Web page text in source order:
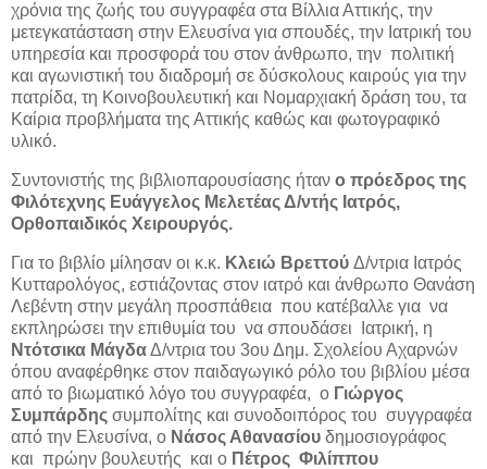
χρόνια της ζωής του συγγραφέα στα Βίλλια Αττικής, την
μετεγκατάσταση στην Ελευσίνα για σπουδές, την Ιατρική του
υπηρεσία και προσφορά του στον άνθρωπο, την πολιτική
και αγωνιστική του διαδρομή σε δύσκολους καιρούς για την
πατρίδα, τη Κοινοβουλευτική και Νομαρχιακή δράση του, τα
Καίρια προβλήματα της Αττικής καθώς και φωτογραφικό
υλικό.
Συντονιστής της βιβλιοπαρουσίασης ήταν ο πρόεδρος της
Φιλότεχνης Ευάγγελος Μελετέας Δ/ντής Ιατρός,
Ορθοπαιδικός Χειρουργός.
Για το βιβλίο μίλησαν οι κ.κ. Κλειώ Βρεττού Δ/ντρια Ιατρός
Κυτταρολόγος, εστιάζοντας στον ιατρό και άνθρωπο Θανάση
Λεβέντη στην μεγάλη προσπάθεια που κατέβαλλε για να
εκπληρώσει την επιθυμία του να σπουδάσει Ιατρική, η
Ντότσικα ΜάγδαΔ/ντρια του 3ου Δημ. Σχολείου Αχαρνών
όπου αναφέρθηκε στον παιδαγωγικό ρόλο του βιβλίου μέσα
από το βιωματικό λόγο του συγγραφέα, ο Γιώργος
Συμπάρδης συμπολίτης και συνοδοιπόρος του συγγραφέα
από την Ελευσίνα, ο Νάσος Αθανασίου δημοσιογράφος
και πρώην βουλευτής και ο Πέτρος Φιλίππου